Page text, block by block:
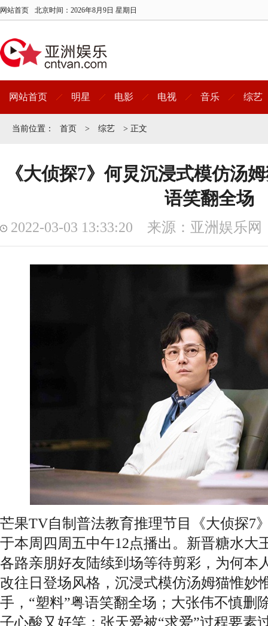
网站首页 北京时间： 2026年8月9日 星期日
网站首页 明星 电影 电视 音乐 综艺
当前位置： 首页 > 综艺 > 正文
《大侦探7》何炅沉浸式模仿汤
语笑翻全场
2022-03-03 13:33:20 来源：亚洲娱乐网
芒果TV自制普法教育推理节目《大侦探7
于本周四周五中午12点播出。新晋糖水大
各路亲朋好友陆续到场等待剪彩，为何本
改往日登场风格，沉浸式模仿汤姆猫惟妙
手，“塑料”粤语笑翻全场；大张伟不慎删
子心酸又好笑；张天爱被“求爱”过程要素